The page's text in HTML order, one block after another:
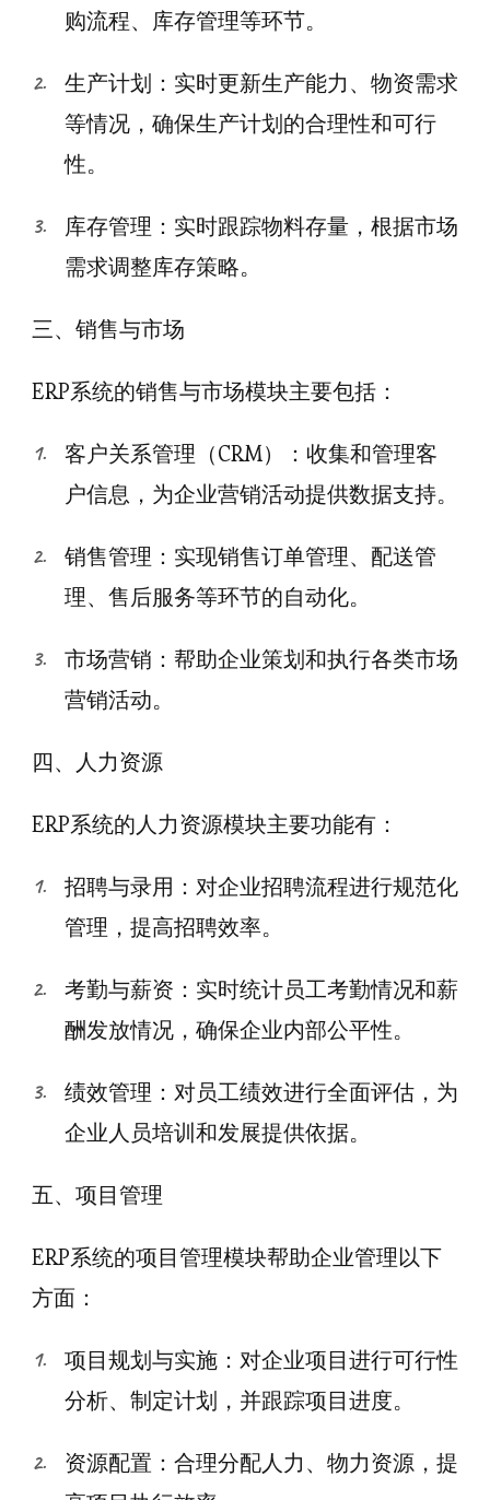
购流程、库存管理等环节。
生产计划：实时更新生产能力、物资需求
等情况，确保生产计划的合理性和可行
性。
库存管理：实时跟踪物料存量，根据市场
需求调整库存策略。
三、销售与市场
ERP系统的销售与市场模块主要包括：
客户关系管理（CRM）：收集和管理客
户信息，为企业营销活动提供数据支持。
销售管理：实现销售订单管理、配送管
理、售后服务等环节的自动化。
市场营销：帮助企业策划和执行各类市场
营销活动。
四、人力资源
ERP系统的人力资源模块主要功能有：
招聘与录用：对企业招聘流程进行规范化
管理，提高招聘效率。
考勤与薪资：实时统计员工考勤情况和薪
酬发放情况，确保企业内部公平性。
绩效管理：对员工绩效进行全面评估，为
企业人员培训和发展提供依据。
五、项目管理
ERP系统的项目管理模块帮助企业管理以下
方面：
项目规划与实施：对企业项目进行可行性
分析、制定计划，并跟踪项目进度。
资源配置：合理分配人力、物力资源，提